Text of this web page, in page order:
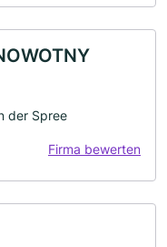
der Spree
Firma bewerten